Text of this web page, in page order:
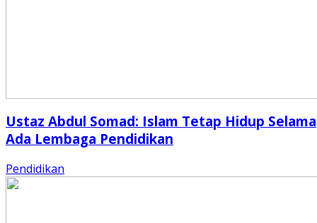
Ustaz Abdul Somad: Islam Tetap Hidup Selama
Ada Lembaga Pendidikan
Pendidikan